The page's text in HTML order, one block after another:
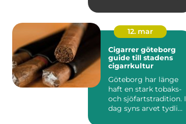
12. mar
Cigarrer göteborg
guide till stadens
cigarrkultur
Göteborg har länge
haft en stark tobaks-
och sjöfartstradition. I
dag syns arvet tydligt